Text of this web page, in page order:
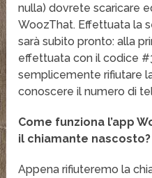
nulla) dovrete scaricare
WoozThat. Effettuata la
sarà subito pronto: alla
effettuata con il codice
semplicemente rifiutare
conoscere il numero di
Come funziona l’app
il chiamante nascosto?
Appena rifiuteremo la